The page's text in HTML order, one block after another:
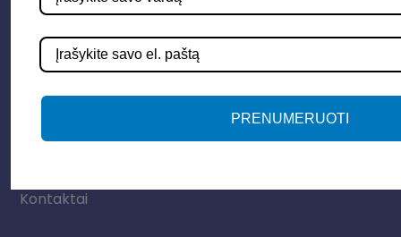
Vidaus apšvietimas
Informacija
Paslaugos
Kontaktai
PRENUMERUOTI